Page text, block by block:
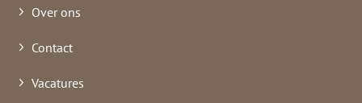
Over ons
Contact
Vacatures